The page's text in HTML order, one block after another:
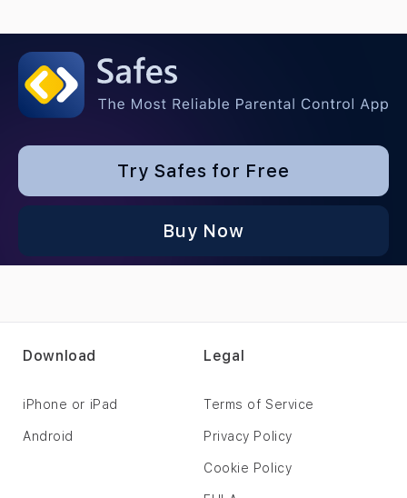
Try Safes for Free
Buy Now
Legal
Terms of Service
Privacy Policy
Cookie Policy
Download
iPhone or iPad
Android